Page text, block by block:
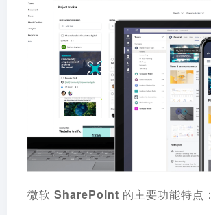
微软 SharePoint 的主要功能特点：